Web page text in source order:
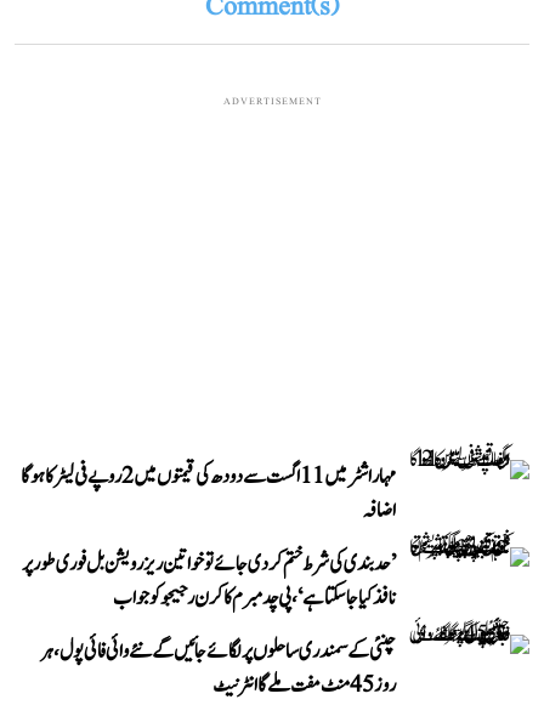
Comment(s)
ADVERTISEMENT
مہاراشٹر میں 11 اگست سے دودھ کی قیمتوں میں 2 روپے فی لیٹر کا ہوگا
اضافہ
’حد بندی کی شرط ختم کر دی جائے تو خواتین ریزرویشن بل فوری طور پر
نافذ کیا جا سکتا ہے‘، پی چدمبرم کا کرن رجیجو کو جواب
چنئی کے سمندری ساحلوں پر لگائے جائیں گے نئے وائی فائی پول، ہر
روز 45 منٹ مفت ملے گا انٹرنیٹ